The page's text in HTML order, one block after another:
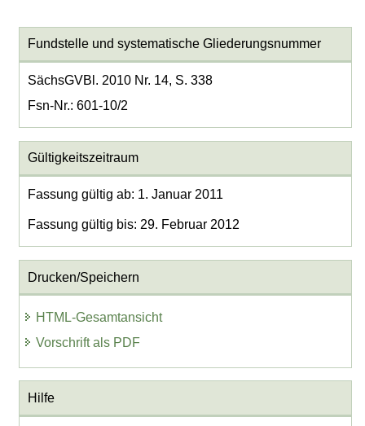
Fundstelle und systematische Gliederungsnummer
SächsGVBl. 2010 Nr. 14, S. 338
Fsn-Nr.: 601-10/2
Gültigkeitszeitraum
Fassung gültig ab: 1. Januar 2011
Fassung gültig bis: 29. Februar 2012
Drucken/Speichern
HTML-Gesamtansicht
Vorschrift als PDF
Hilfe